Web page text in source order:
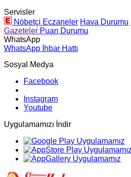
Servisler
Nöbetçi Eczaneler Hava Durumu
Gazeteler Puan Durumu
WhatsApp
WhatsApp İhbar Hattı
Sosyal Medya
Facebook
Instagram
Youtube
Uygulamamızı İndir